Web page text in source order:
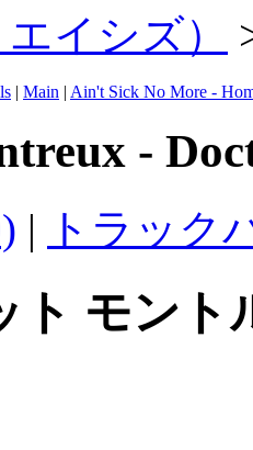
イシズ）
| Main | Ain't Sick No More -
-
| トラック
ト モント